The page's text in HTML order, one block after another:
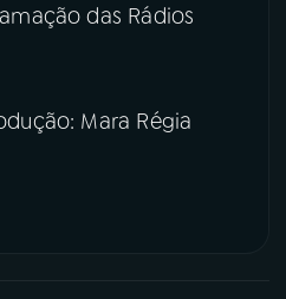
das Rádios
Mara Régia